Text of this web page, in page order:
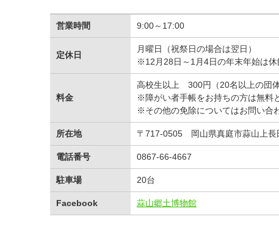
営業時間 9:00～17:00
定休日
月曜日（祝祭日の場合は翌日）
※12月28日～1月4日の年末年始は休
料金
高校生以上 300円（20名以上の団
※障がい者手帳をお持ちの方は無料
※その他の免除についてはお問い合
所在地 〒717-0505 岡山県真庭市蒜山上長
電話番号 0867-66-4667
駐車場 20台
Facebook 蒜山郷土博物館